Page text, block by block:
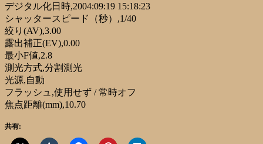
デジタル化日時,2004:09:19 15:18:23
シャッタースピード（秒）,1/40
絞り(AV),3.00
露出補正(EV),0.00
最小F値,2.8
測光方式,分割測光
光源,自動
フラッシュ,使用せず / 常時オフ
焦点距離(mm),10.70
共有: